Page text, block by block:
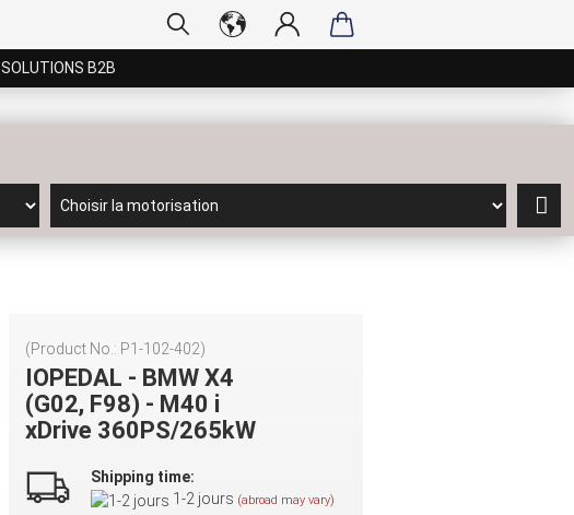
SOLUTIONS B2B
(Product No.: P1-102-402)
IOPEDAL - BMW X4
(G02, F98) - M40 i
xDrive 360PS/265kW
Shipping time:
1-2 jours (abroad may vary)